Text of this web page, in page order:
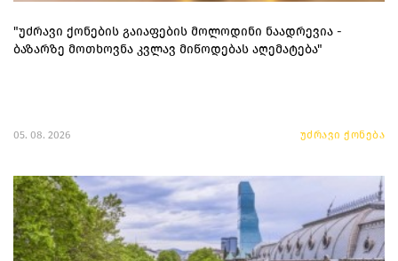
"უძრავი ქონების გაიაფების მოლოდინი ნაადრევია -
ბაზარზე მოთხოვნა კვლავ მიწოდებას აღემატება"
05. 08. 2026 უძრავი ქონება